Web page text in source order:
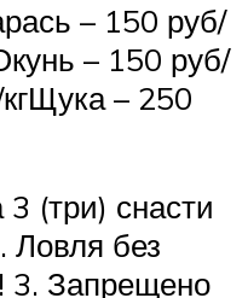
– 150 руб/
– 150 руб/
– 250
(три) снасти
Ловля без
3. Запрещено